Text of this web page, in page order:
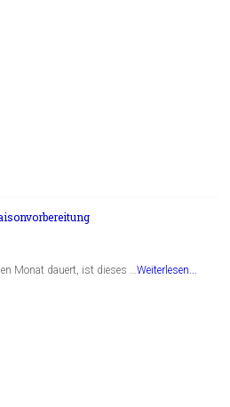
Monat dauert, ist dieses …Weiterlesen...